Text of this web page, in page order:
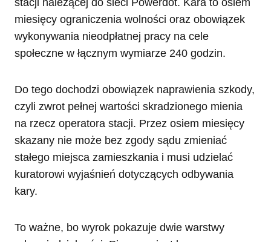
stacji należącej do sieci Powerdot. Kara to osiem
miesięcy ograniczenia wolności oraz obowiązek
wykonywania nieodpłatnej pracy na cele
społeczne w łącznym wymiarze 240 godzin.
Do tego dochodzi obowiązek naprawienia szkody,
czyli zwrot pełnej wartości skradzionego mienia
na rzecz operatora stacji. Przez osiem miesięcy
skazany nie może bez zgody sądu zmieniać
stałego miejsca zamieszkania i musi udzielać
kuratorowi wyjaśnień dotyczących odbywania
kary.
To ważne, bo wyrok pokazuje dwie warstwy